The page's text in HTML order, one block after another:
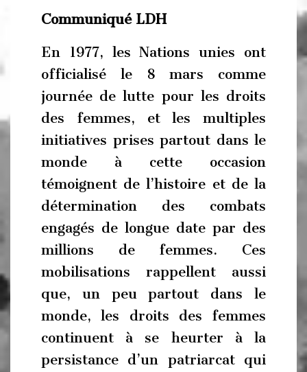
Communiqué LDH
En 1977, les Nations unies ont
officialisé le 8 mars comme
journée de lutte pour les droits
des femmes, et les multiples
initiatives prises partout dans le
monde à cette occasion
témoignent de l’histoire et de la
détermination des combats
engagés de longue date par des
millions de femmes. Ces
mobilisations rappellent aussi
que, un peu partout dans le
monde, les droits des femmes
continuent à se heurter à la
persistance d’un patriarcat qui